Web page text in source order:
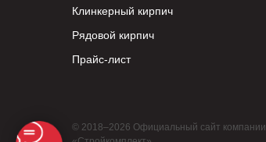
Клинкерный кирпич
Рядовой кирпич
Прайс-лист
© 2018–2026 Официальный сайт компании